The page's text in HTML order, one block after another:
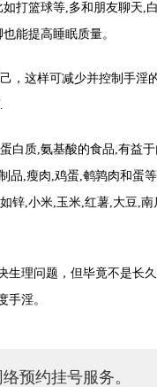
篮球等,多和朋友聊天,
能提高睡眠质量。
这样可减少并控制手淫
质,氨基酸的食品,有益于
品,瘦肉,鸡蛋,鹌鹑肉和蛋
锌,小米,玉米,红薯,大豆,
理问题，但毕竟不是长
手淫。
预约挂号服务。